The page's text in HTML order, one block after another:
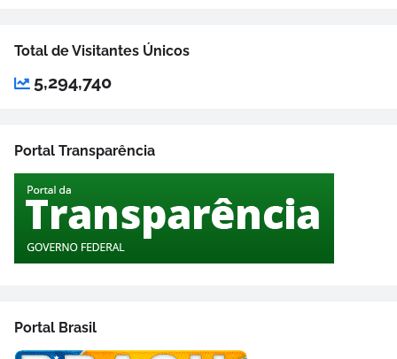
Total de Visitantes Únicos
5,294,740
Portal Transparência
Portal Brasil